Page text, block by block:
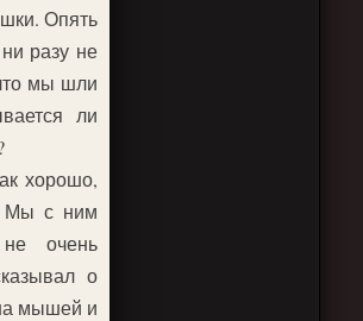
Опять
разу не
мы шли
ли
хорошо,
Мы с ним
очень
о
мышей и